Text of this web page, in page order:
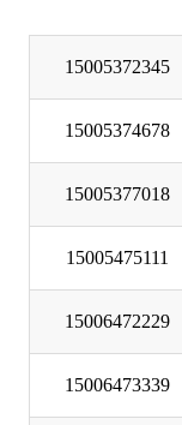
15005372345
15005374678
15005377018
15005475111
15006472229
15006473339